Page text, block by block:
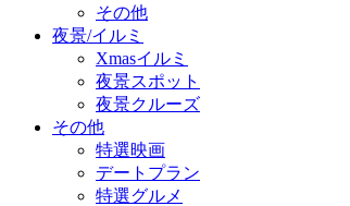
その他
夜景/イルミ
Xmasイルミ
夜景スポット
夜景クルーズ
その他
特選映画
デートプラン
特選グルメ